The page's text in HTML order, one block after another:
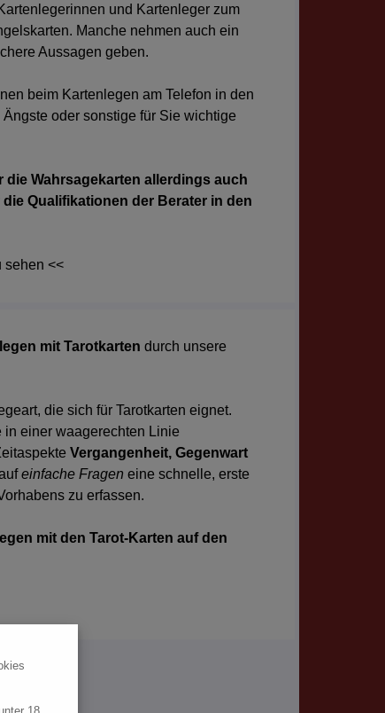
und Kartenleger zum
Manche nehmen auch ein
Aussagen geben.
beim Kartenlegen am Telefon in den
oder sonstige für Sie wichtige
Wahrsagekarten allerdings auch
Qualifikationen der Berater in den
sehen <<
mit Tarotkarten durch unsere
die sich für Tarotkarten eignet.
in einer waagerechten Linie
Vergangenheit, Gegenwart
einfache Fragen eine schnelle, erste
zu erfassen.
mit den Tarot-Karten auf den